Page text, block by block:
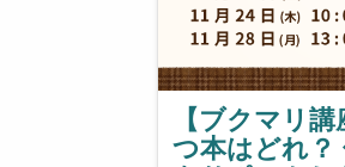
【ブクマリ
つ本はどれ？